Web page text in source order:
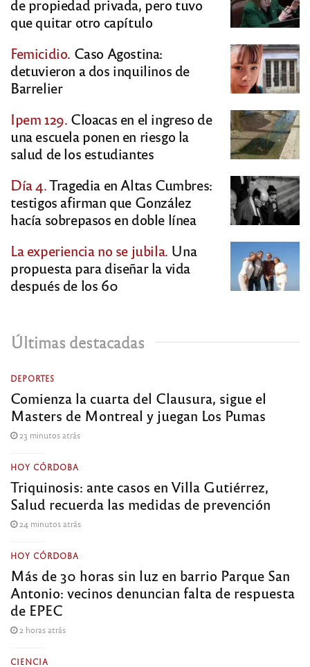
de propiedad privada, pero tuvo
que quitar otro capítulo
Femicidio. Caso Agostina:
detuvieron a dos inquilinos de
Barrelier
Ipem 129. Cloacas en el ingreso de
una escuela ponen en riesgo la
salud de los estudiantes
Día 4.Tragedia en Altas Cumbres:
testigos afirman que González
hacía sobrepasos en doble línea
La experiencia no se jubila. Una
propuesta para diseñar la vida
después de los 60
Últimas destacadas
DEPORTES
Comienza la cuarta del Clausura, sigue el
Masters de Montreal y juegan Los Pumas
23 minutos atrás
HOY CÓRDOBA
Triquinosis: ante casos en Villa Gutiérrez,
Salud recuerda las medidas de prevención
24 minutos atrás
HOY CÓRDOBA
Más de 30 horas sin luz en barrio Parque San
Antonio: vecinos denuncian falta de respuesta
de EPEC
2 horas atrás
CIENCIA